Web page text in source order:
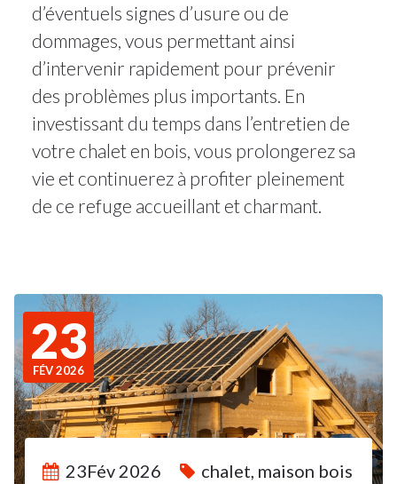
d’éventuels signes d’usure ou de
dommages, vous permettant ainsi
d’intervenir rapidement pour prévenir
des problèmes plus importants. En
investissant du temps dans l’entretien de
votre chalet en bois, vous prolongerez sa
vie et continuerez à profiter pleinement
de ce refuge accueillant et charmant.
23
FÉV 2026
23Fév 2026 chalet, maison bois